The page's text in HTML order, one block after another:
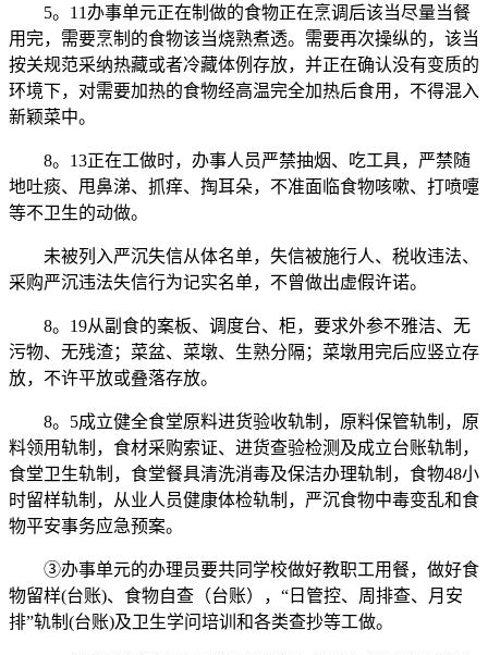
5。11办事单元正在制做的食物正在烹调后该当尽量当餐
用完，需要烹制的食物该当烧熟煮透。需要再次操纵的，该当
按关规范采纳热藏或者冷藏体例存放，并正在确认没有变质的
环境下，对需要加热的食物经高温完全加热后食用，不得混入
新颖菜中。
8。13正在工做时，办事人员严禁抽烟、吃工具，严禁随
地吐痰、甩鼻涕、抓痒、掏耳朵，不准面临食物咳嗽、打喷嚏
等不卫生的动做。
未被列入严沉失信从体名单，失信被施行人、税收违法、
采购严沉违法失信行为记实名单，不曾做出虚假许诺。
8。19从副食的案板、调度台、柜，要求外参不雅洁、无
污物、无残渣；菜盆、菜墩、生熟分隔；菜墩用完后应竖立存
放，不许平放或叠落存放。
8。5成立健全食堂原料进货验收轨制，原料保管轨制，原
料领用轨制，食材采购索证、进货查验检测及成立台账轨制，
食堂卫生轨制，食堂餐具清洗消毒及保洁办理轨制，食物48小
时留样轨制，从业人员健康体检轨制，严沉食物中毒变乱和食
物平安事务应急预案。
③办事单元的办理员要共同学校做好教职工用餐，做好食
物留样(台账)、食物自查（台账），“日管控、周排查、月安
排”轨制(台账)及卫生学问培训和各类查抄等工做。